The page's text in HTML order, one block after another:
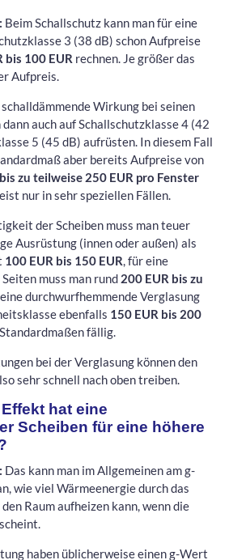
Beim Schallschutz kann man für eine
3 (38 dB) schon Aufpreise
bis 100 EUR rechnen. Je größer das
Aufpreis.
Wirkung bei seinen
auch auf Schallschutzklasse 4 (42
5 (45 dB) aufrüsten. In diesem Fall
aber bereits Aufpreise von
zu teilweise 250 EUR pro Fenster
nur in sehr speziellen Fällen.
der Scheiben muss man teuer
Ausrüstung (innen oder außen) als
100 EUR bis 150 EUR, für eine
muss man rund 200 EUR bis zu
durchwurfhemmende Verglasung
ebenfalls 150 EUR bis 200
fällig.
bei der Verglasung können den
sehr schnell nach oben treiben.
hat eine
Scheiben für eine höhere
Das kann man im Allgemeinen am g-
wie viel Wärmeenergie durch das
Raum aufheizen kann, wenn die
haben üblicherweise einen g-Wert